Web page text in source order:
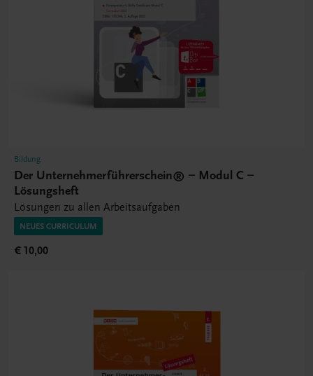
Bildung
Der Unternehmerführerschein® – Modul C –
Lösungsheft
Lösungen zu allen Arbeitsaufgaben
NEUES CURRICULUM
€ 10,00